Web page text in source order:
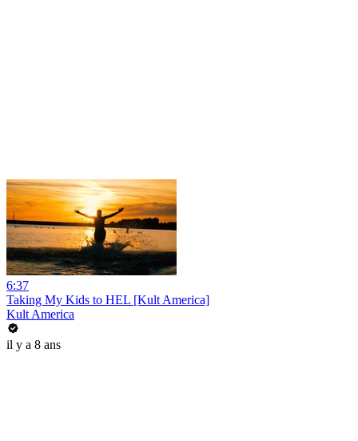
6:37
Taking My Kids to HEL [Kult America]
Kult America
il y a 8 ans